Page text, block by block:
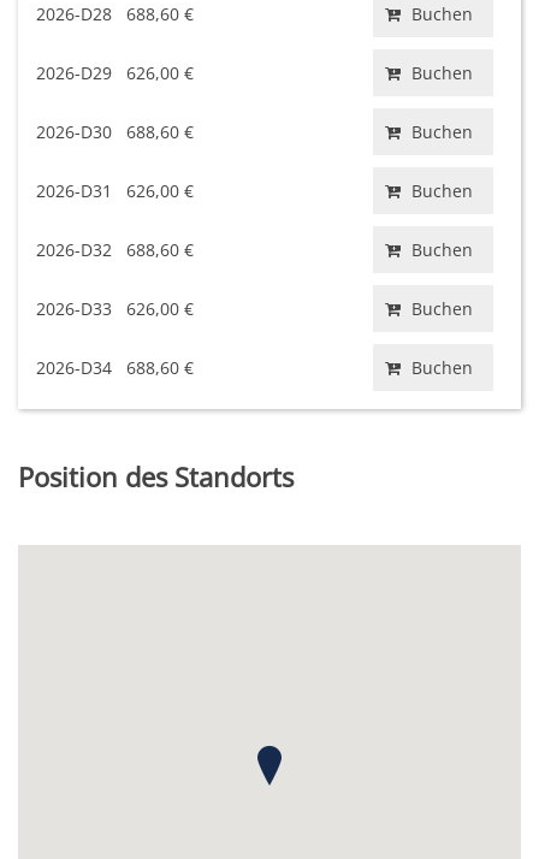
2026-D28 688,60 € Buchen
2026-D29 626,00 € Buchen
2026-D30 688,60 € Buchen
2026-D31 626,00 € Buchen
2026-D32 688,60 € Buchen
2026-D33 626,00 € Buchen
2026-D34 688,60 € Buchen
Position des Standorts